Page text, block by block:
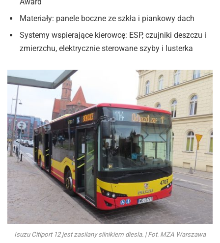
Materiały: panele boczne ze szkła i piankowy dach
Systemy wspierające kierowcę: ESP, czujniki deszczu i
zmierzchu, elektrycznie sterowane szyby i lusterka
Isuzu Citiport 12 jest zasilany silnikiem diesla. | Fot. MZA Warszawa